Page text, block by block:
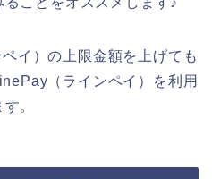
イ）の上限金額を上げても
（ラインペイ）を利用
。